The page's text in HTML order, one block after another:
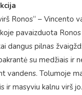
Ronos“ – Vincento
pavaizduota
dangus pilnas
su medžiais ir
vandens. Tolumoje
ir masyviu kalnu virš